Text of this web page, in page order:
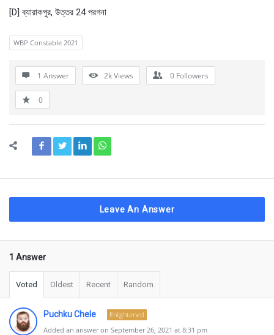
[D] ব্যারাকপুর, উত্তর 24 পরগনা
WBP Constable 2021
1 Answer 2kViews 0 Followers
0
Leave An Answer
1 Answer
Voted Oldest Recent Random
Puchku Chele
Enlightened
Added an answer on September 26, 2021 at 8:31 pm